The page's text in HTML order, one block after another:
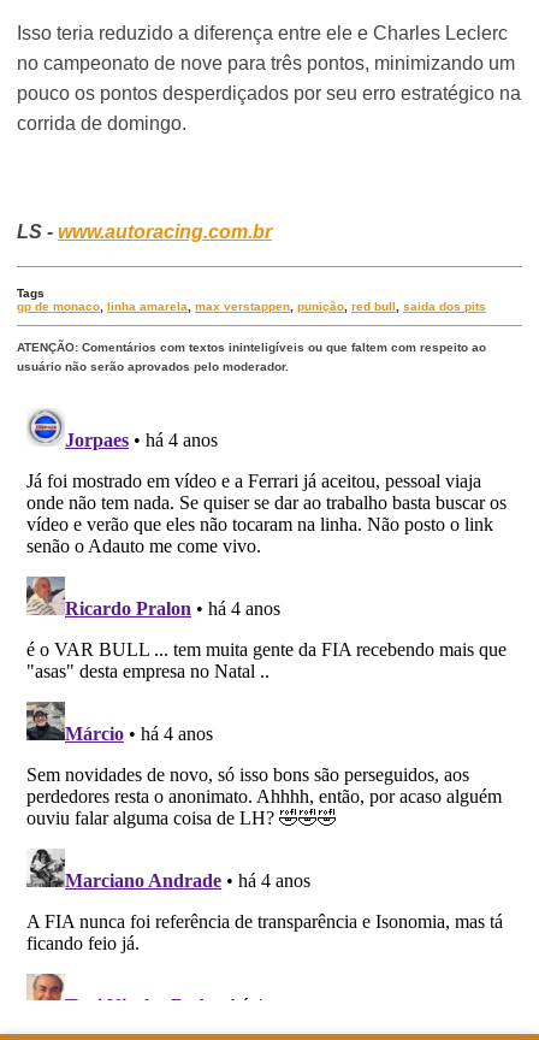
Isso teria reduzido a diferença entre ele e Charles Leclerc
no campeonato de nove para três pontos, minimizando um
pouco os pontos desperdiçados por seu erro estratégico na
corrida de domingo.
LS -www.autoracing.com.br
Tags
gp de monaco,linha amarela,max verstappen,punição,red bull,saida dos pits
ATENÇÃO: Comentários com textos ininteligíveis ou que faltem com respeito ao
usuário não serão aprovados pelo moderador.